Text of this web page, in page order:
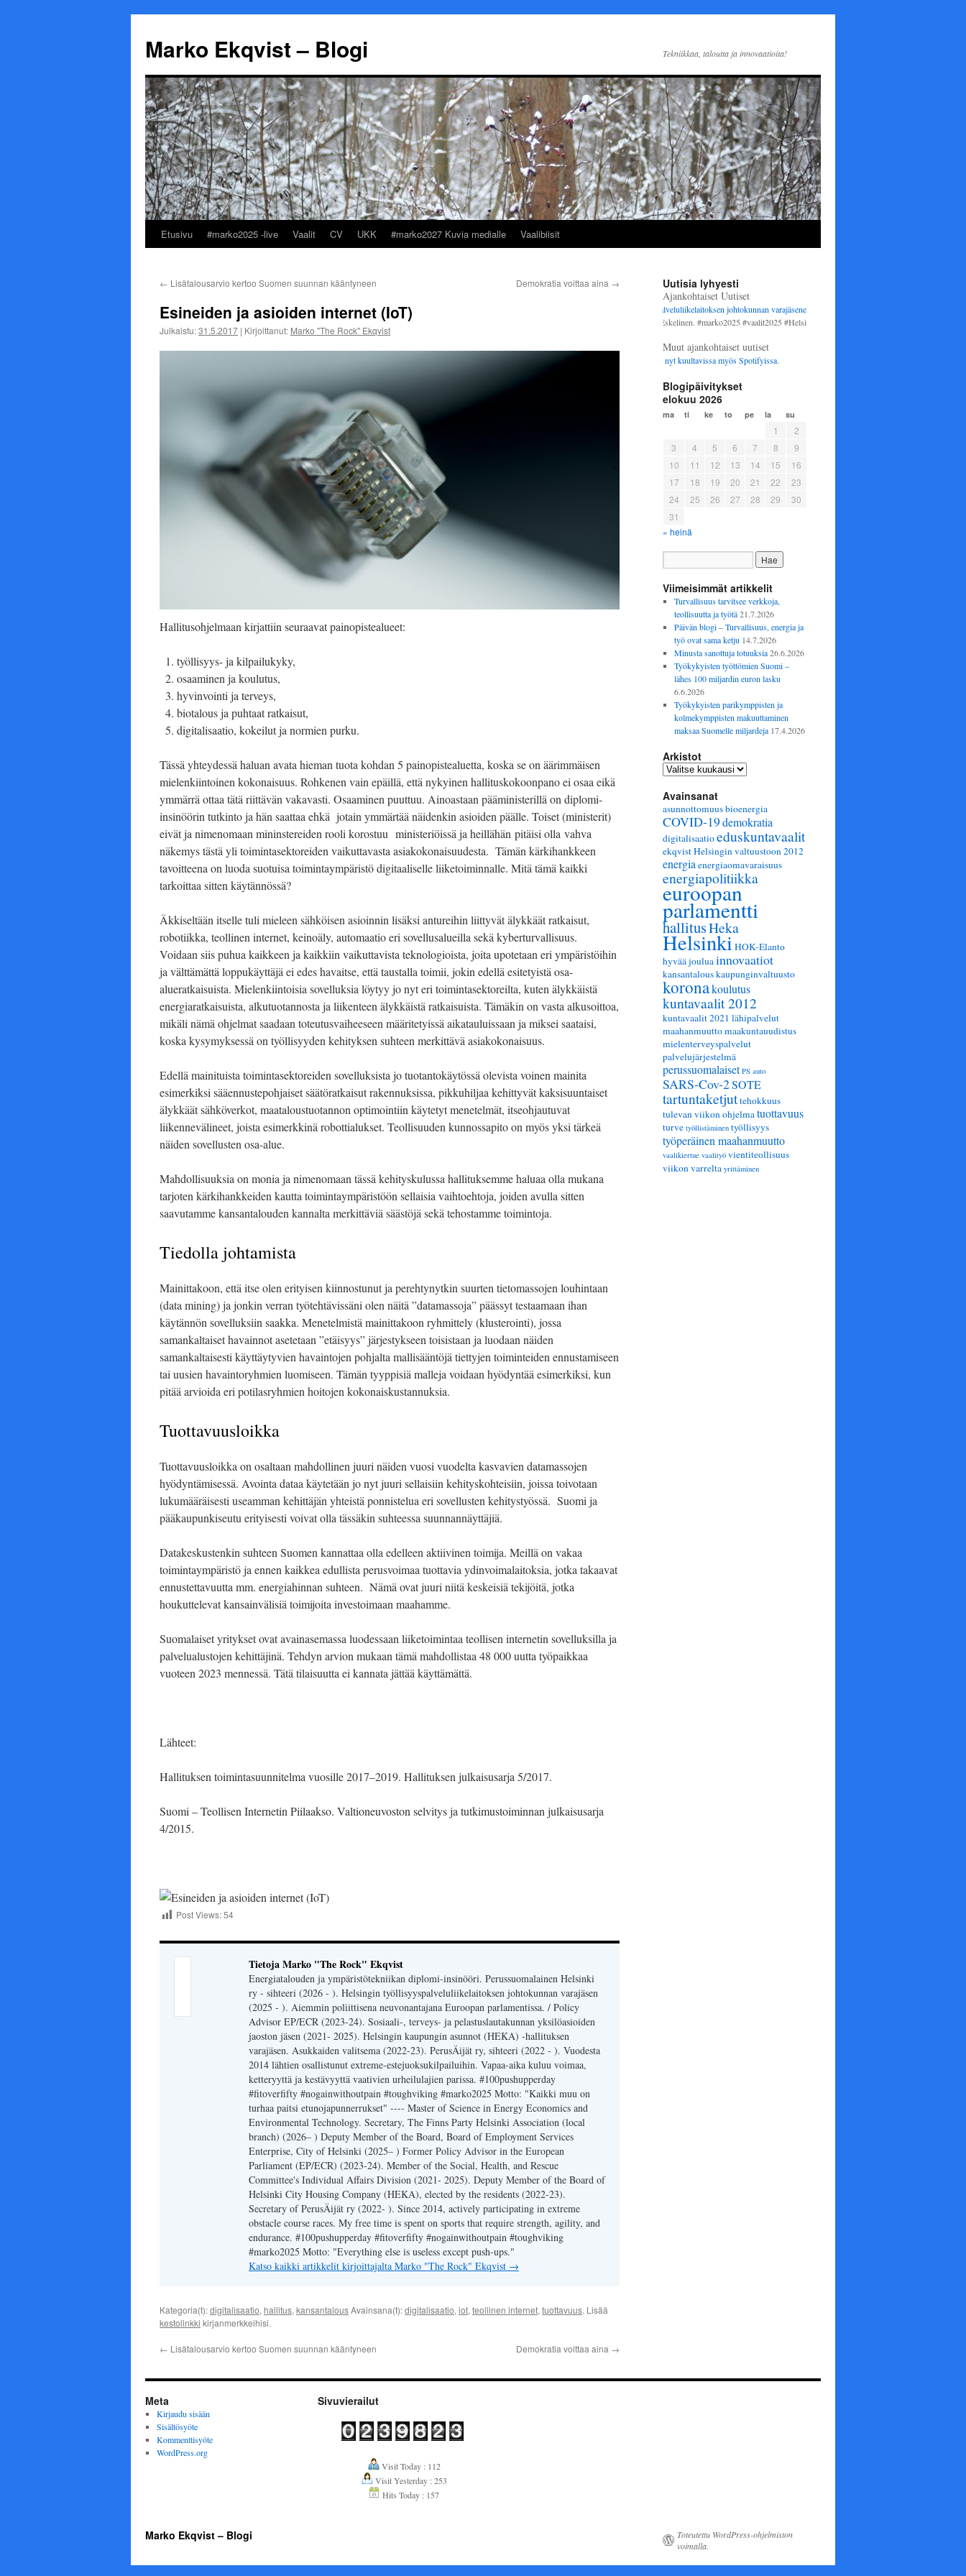
Marko Ekqvist – Blogi Tekniikkaa, taloutta ja innovaatioita!
Siirry
Etusivu #marko2025 -live Vaalit CV UKK #marko2027 Kuvia medialle Vaalibiisit
← Lisätalousarvio kertoo Suomen suunnan kääntyneen Demokratia voittaa aina →
Esineiden ja asioiden internet (IoT)
Julkaistu:31.5.2017 | Kirjoittanut: Marko "The Rock" Ekqvist
Hallitusohjelmaan kirjattiin seuraavat painopistealueet:
työllisyys- ja kilpailukyky,
osaaminen ja koulutus,
hyvinvointi ja terveys,
biotalous ja puhtaat ratkaisut,
digitalisaatio, kokeilut ja normien purku.
Tässä yhteydessä haluan avata hieman tuota kohdan 5 painopistealuetta, koska se on äärimmäisen
mielenkiintoinen kokonaisuus. Rohkenen vain epäillä, että nykyinen hallituskokoonpano ei osaa eikä
ymmärrä ottaa tätä riittävän vakavasti. Osaaminen puuttuu. Ainoastaan pääministerillä on diplomi-
insinöörin tutkinto ja hän saattaa ehkä jotain ymmärtää näidenkin asioiden päälle. Toiset (ministerit)
eivät ja nimenomaan mininstereiden rooli korostuu ministeriöissä ja heillähän pitäisi olla vahva
näkemys tästä yli toimintasektoreiden vaikuttavasta asiakokonaisuudesta. Tämän kärkihankkeen
tavoitteena on luoda suotuisa toimintaympäristö digitaaliselle liiketoiminnalle. Mitä tämä kaikki
tarkoittaa sitten käytännössä?
Äkkiseltään itselle tuli mieleen sähköisen asioinnin lisäksi antureihin liittyvät älykkäät ratkaisut,
robotiikka, teollinen internet, keinoäly, automaatio eri sovellusalueilla sekä kyberturvallisuus.
Voidaan siis puhua kaikkeen ja kaikkiin vaikuttavista teknologioista, joita upotetaan eri ympäristöihin
ja välttämättä loppukäyttäjä ei edes havaitse, että taustalla toimii, jokin edellä esitetyistä osa-
alueratkaisuista. Mielenkiintoisia sovelluksia löytyy jo nyt eri toimintasektoreilta, kuten älykkäistä
energiaratkaisuista, alkutuotannosta ja liikenteen älykkäistä ratkaisuista. Tämäkin on vasta alkusoittoa,
mikäli nämä ohjelmat saadaan toteutusvaiheeseen määritetyissä aikatauluissaan ja miksei saataisi,
koska kysymyksessä on työllisyyden kehityksen suhteen merkittävä asiakokonaisuus.
Edellä mainituista toimintasektoreiden sovelluksista jo tuotantokäytössä olevista voinen mainita
esimerkiksi sääennustepohjaiset säätöratkaisut rakennuksissa, pikkuhiljaa kehittyvät kaksisuuntaiset
älykkäät sähköverkot, maataloustuotannon optimointiin käytetyt menetelmät, itseohjautuvat
liikennevälineet, joista esimerkkinä robottialukset. Teollisuuden kunnossapito on myös yksi tärkeä
näiden sovellusten osa-alue.
Mahdollisuuksia on monia ja nimenomaan tässä kehityskulussa hallituksemme haluaa olla mukana
tarjoten kärkihankkeiden kautta toimintaympäristöön sellaisia vaihtoehtoja, joiden avulla sitten
saavutamme kansantalouden kannalta merkittäviä säästöjä sekä tehostamme toimintoja.
Tiedolla johtamista
Mainittakoon, että itse olen erityisen kiinnostunut ja perehtynytkin suurten tietomassojen louhintaan
(data mining) ja jonkin verran työtehtävissäni olen näitä ”datamassoja” päässyt testaamaan ihan
käytännön sovelluksiin saakka. Menetelmistä mainittakoon ryhmittely (klusterointi), jossa
samankaltaiset havainnot asetetaan ”etäisyys” järjestykseen toisistaan ja luodaan näiden
samankaltaisesti käyttäytyvien havaintojen pohjalta mallisääntöjä tiettyjen toiminteiden ennustamiseen
tai uusien havaintoryhmien luomiseen. Tämän tyyppisiä malleja voidaan hyödyntää esimerkiksi, kun
pitää arvioida eri potilasryhmien hoitojen kokonaiskustannuksia.
Tuottavuusloikka
Tuottavuusloikka on osaltaan mahdollinen juuri näiden vuosi vuodelta kasvavien datamassojen
hyödyntämisessä. Avointa dataa käytetään jo nyt juuri sellaisiin kehityskohteisiin, joissa toivotaan
lukumääräisesti useamman kehittäjän yhteistä ponnistelua eri sovellusten kehitystyössä. Suomi ja
pääkaupunkiseutu erityisesti voivat olla tässäkin suhteessa suunnannäyttäjiä.
Datakeskustenkin suhteen Suomen kannattaa olla edelleen aktiivinen toimija. Meillä on vakaa
toimintaympäristö ja ennen kaikkea edullista perusvoimaa tuottavia ydinvoimalaitoksia, jotka takaavat
ennustettavuutta mm. energiahinnan suhteen. Nämä ovat juuri niitä keskeisiä tekijöitä, jotka
houkuttelevat kansainvälisiä toimijoita investoimaan maahamme.
Suomalaiset yritykset ovat avainasemassa luodessaan liiketoimintaa teollisen internetin sovelluksilla ja
palvelualustojen kehittäjinä. Tehdyn arvion mukaan tämä mahdollistaa 48 000 uutta työpaikkaa
vuoteen 2023 mennessä. Tätä tilaisuutta ei kannata jättää käyttämättä.
Lähteet:
Hallituksen toimintasuunnitelma vuosille 2017–2019. Hallituksen julkaisusarja 5/2017.
Suomi – Teollisen Internetin Piilaakso. Valtioneuvoston selvitys ja tutkimustoiminnan julkaisusarja
4/2015.
Post Views:54
Tietoja Marko "The Rock" Ekqvist
Energiatalouden ja ympäristötekniikan diplomi-insinööri. Perussuomalainen Helsinki
ry - sihteeri (2026 - ). Helsingin työllisyyspalveluliikelaitoksen johtokunnan varajäsen
(2025 - ). Aiemmin poliittisena neuvonantajana Euroopan parlamentissa. / Policy
Advisor EP/ECR (2023-24). Sosiaali-, terveys- ja pelastuslautakunnan yksilöasioiden
jaoston jäsen (2021- 2025). Helsingin kaupungin asunnot (HEKA) -hallituksen
varajäsen. Asukkaiden valitsema (2022-23). PerusÄijät ry, sihteeri (2022 - ). Vuodesta
2014 lähtien osallistunut extreme-estejuoksukilpailuihin. Vapaa-aika kuluu voimaa,
ketteryyttä ja kestävyyttä vaativien urheilulajien parissa. #100pushupperday
#fitoverfifty #nogainwithoutpain #toughviking #marko2025 Motto: "Kaikki muu on
turhaa paitsi etunojapunnerrukset" ---- Master of Science in Energy Economics and
Environmental Technology. Secretary, The Finns Party Helsinki Association (local
branch) (2026– ) Deputy Member of the Board, Board of Employment Services
Enterprise, City of Helsinki (2025– ) Former Policy Advisor in the European
Parliament (EP/ECR) (2023-24). Member of the Social, Health, and Rescue
Committee's Individual Affairs Division (2021- 2025). Deputy Member of the Board of
Helsinki City Housing Company (HEKA), elected by the residents (2022-23).
Secretary of PerusÄijät ry (2022- ). Since 2014, actively participating in extreme
obstacle course races. My free time is spent on sports that require strength, agility, and
endurance. #100pushupperday #fitoverfifty #nogainwithoutpain #toughviking
#marko2025 Motto: "Everything else is useless except push-ups."
Katso kaikki artikkelit kirjoittajalta Marko "The Rock" Ekqvist →
Kategoria(t):digitalisaatio, hallitus, kansantalousAvainsana(t):digitalisaatio, iot, teollinen internet, tuottavuus. Lisää
kestolinkki kirjanmerkkeihisi.
← Lisätalousarvio kertoo Suomen suunnan kääntyneen Demokratia voittaa aina →
Uutisia lyhyesti
Ajankohtaiset Uutiset
Työllisyyspalveluliikelaitoksen johtokunnan varajäseneksi1.6.2025 alkaen. Varsinaisena
jäsenenenämme toimii Heli Eskelinen. #marko2025 #vaalit2025 #Helsinki #perussuomalaiset
Muut ajankohtaiset uutiset
Marko Ekqvist – Talk Show nyt kuultavissa myösSpotifyissa.
Blogipäivitykset
elokuu 2026
ma ti ke to pe la su
1
2
3
4 5 6 7 8
9
10
11 12 13 14 15
16
17
18 19 20 21 22
23
24
25 26 27 28 29
30
31
« heinä
Viimeisimmät artikkelit
Turvallisuus tarvitsee verkkoja,
teollisuutta ja työtä 21.7.2026
Päivän blogi – Turvallisuus, energia ja
työ ovat sama ketju 14.7.2026
Minusta sanottuja totuuksia 26.6.2026
Työkykyisten työttömien Suomi –
lähes 100 miljardin euron lasku
6.6.2026
Työkykyisten parikymppisten ja
kolmekymppisten makuuttaminen
maksaa Suomelle miljardeja 17.4.2026
Arkistot
Arkistot
Avainsanat
asunnottomuusbioenergia
COVID-19demokratia
digitalisaatioeduskuntavaalit
ekqvist Helsingin valtuustoon 2012
energia energiaomavaraisuus
energiapolitiikka
euroopan
parlamentti
hallitusHeka
HelsinkiHOK-Elanto
hyvää jouluainnovaatiot
kansantalouskaupunginvaltuusto
koronakoulutus
kuntavaalit 2012
kuntavaalit 2021 lähipalvelut
maahanmuuttomaakuntauudistus
mielenterveyspalvelut
palvelujärjestelmä
perussuomalaiset PS auto
SARS-Cov-2SOTE
tartuntaketjuttehokkuus
tulevan viikon ohjelmatuottavuus
turve työllistäminen työllisyys
työperäinen maahanmuutto
vaalikiertue vaalityö vientiteollisuus
viikon varrelta yrittäminen
Meta
Kirjaudu sisään
Sisältösyöte
Kommenttisyöte
WordPress.org
Sivuvierailut
Visit Today : 112
Visit Yesterday : 253
Hits Today : 157
Marko Ekqvist – Blogi
Toteutettu WordPress-ohjelmiston
voimalla.